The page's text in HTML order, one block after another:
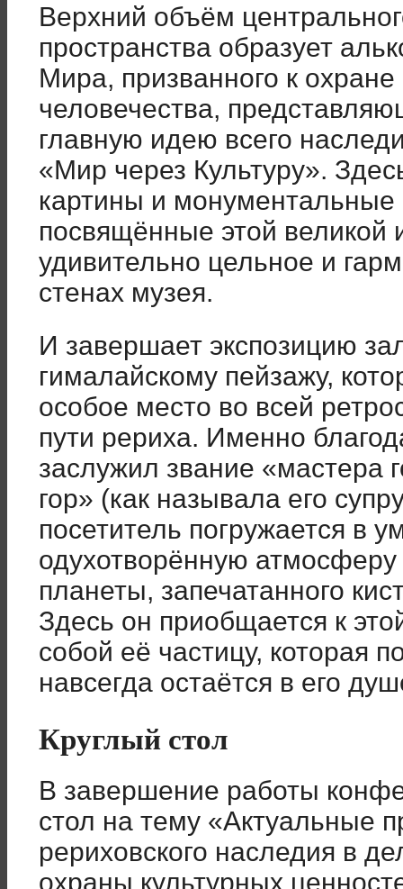
Верхний объём
пространства образует
Мира, призванного к
человечества,
главную идею всего
«Мир через Культуру».
картины и монументальные
посвящённые этой великой
удивительно цельное и
стенах музея.
И завершает экспозицию
гималайскому пейзажу,
особое место во всей
пути рериха. Именно
заслужил звание «мастера
гор» (как называла его
посетитель погружается в
одухотворённую
планеты, запечатанного
Здесь он приобщается к
собой её частицу, которая
навсегда остаётся в его
Круглый стол
В завершение работы
стол на тему «Актуальные
рериховского наследия в
охраны культурных